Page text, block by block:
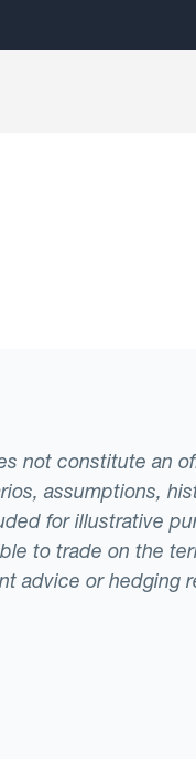
not constitute an
assumptions,
for illustrative
to trade on the
advice or hedging